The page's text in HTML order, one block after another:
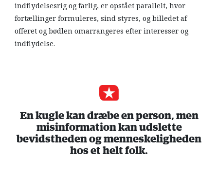
indflydelsesrig og farlig, er opstået parallelt, hvor
fortællinger formuleres, sind styres, og billedet af
offeret og bødlen omarrangeres efter interesser og
indflydelse.
En kugle kan dræbe en person, men
misinformation kan udslette
bevidstheden og menneskeligheden
hos et helt folk.